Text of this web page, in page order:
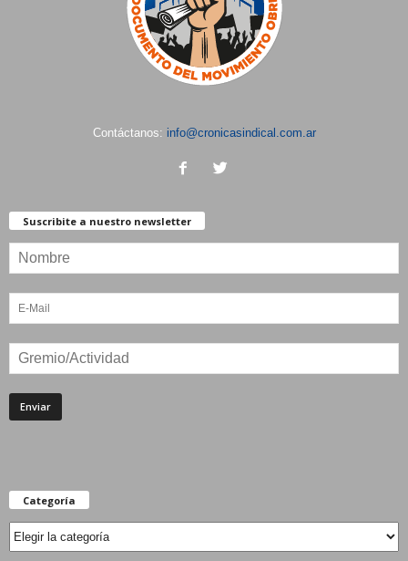
Contáctanos: info@cronicasindical.com.ar
Suscribite a nuestro newsletter
Categoría
Categoría